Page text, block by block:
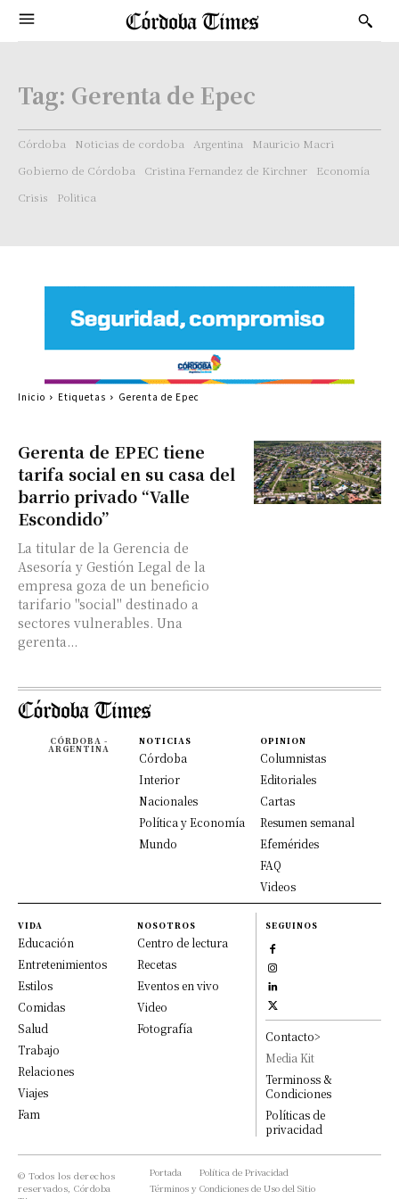
Tag: Gerenta de Epec
Córdoba Noticias de cordoba Argentina
Mauricio Macri
Gobierno de Córdoba
Cristina Fernandez de Kirchner
Economía
Crisis
Politica
Gerenta de EPEC tiene
tarifa social en su casa del
barrio privado “Valle
Escondido”
La titular de la Gerencia de
Asesoría y Gestión Legal de la
empresa goza de un beneficio
tarifario "social" destinado a
sectores vulnerables. Una
gerenta...
Inicio Etiquetas Gerenta de Epec
CÓRDOBA -
ARGENTINA
NOTICIAS
Córdoba
Interior
Nacionales
Política y Economía
Mundo
OPINION
Columnistas
Editoriales
Cartas
Resumen semanal
Efemérides
FAQ
Videos
VIDA
Educación
Entretenimientos
Estilos
Comidas
Salud
Trabajo
Relaciones
Viajes
Fam
NOSOTROS
Centro de lectura
Recetas
Eventos en vivo
Video
Fotografía
SEGUINOS
Contacto>
Media Kit
Terminoss &
Condiciones
Políticas de
privacidad
© Todos los derechos
reservados, Córdoba
Portada
Política de Privacidad
Términos y Condiciones de Uso del Sitio